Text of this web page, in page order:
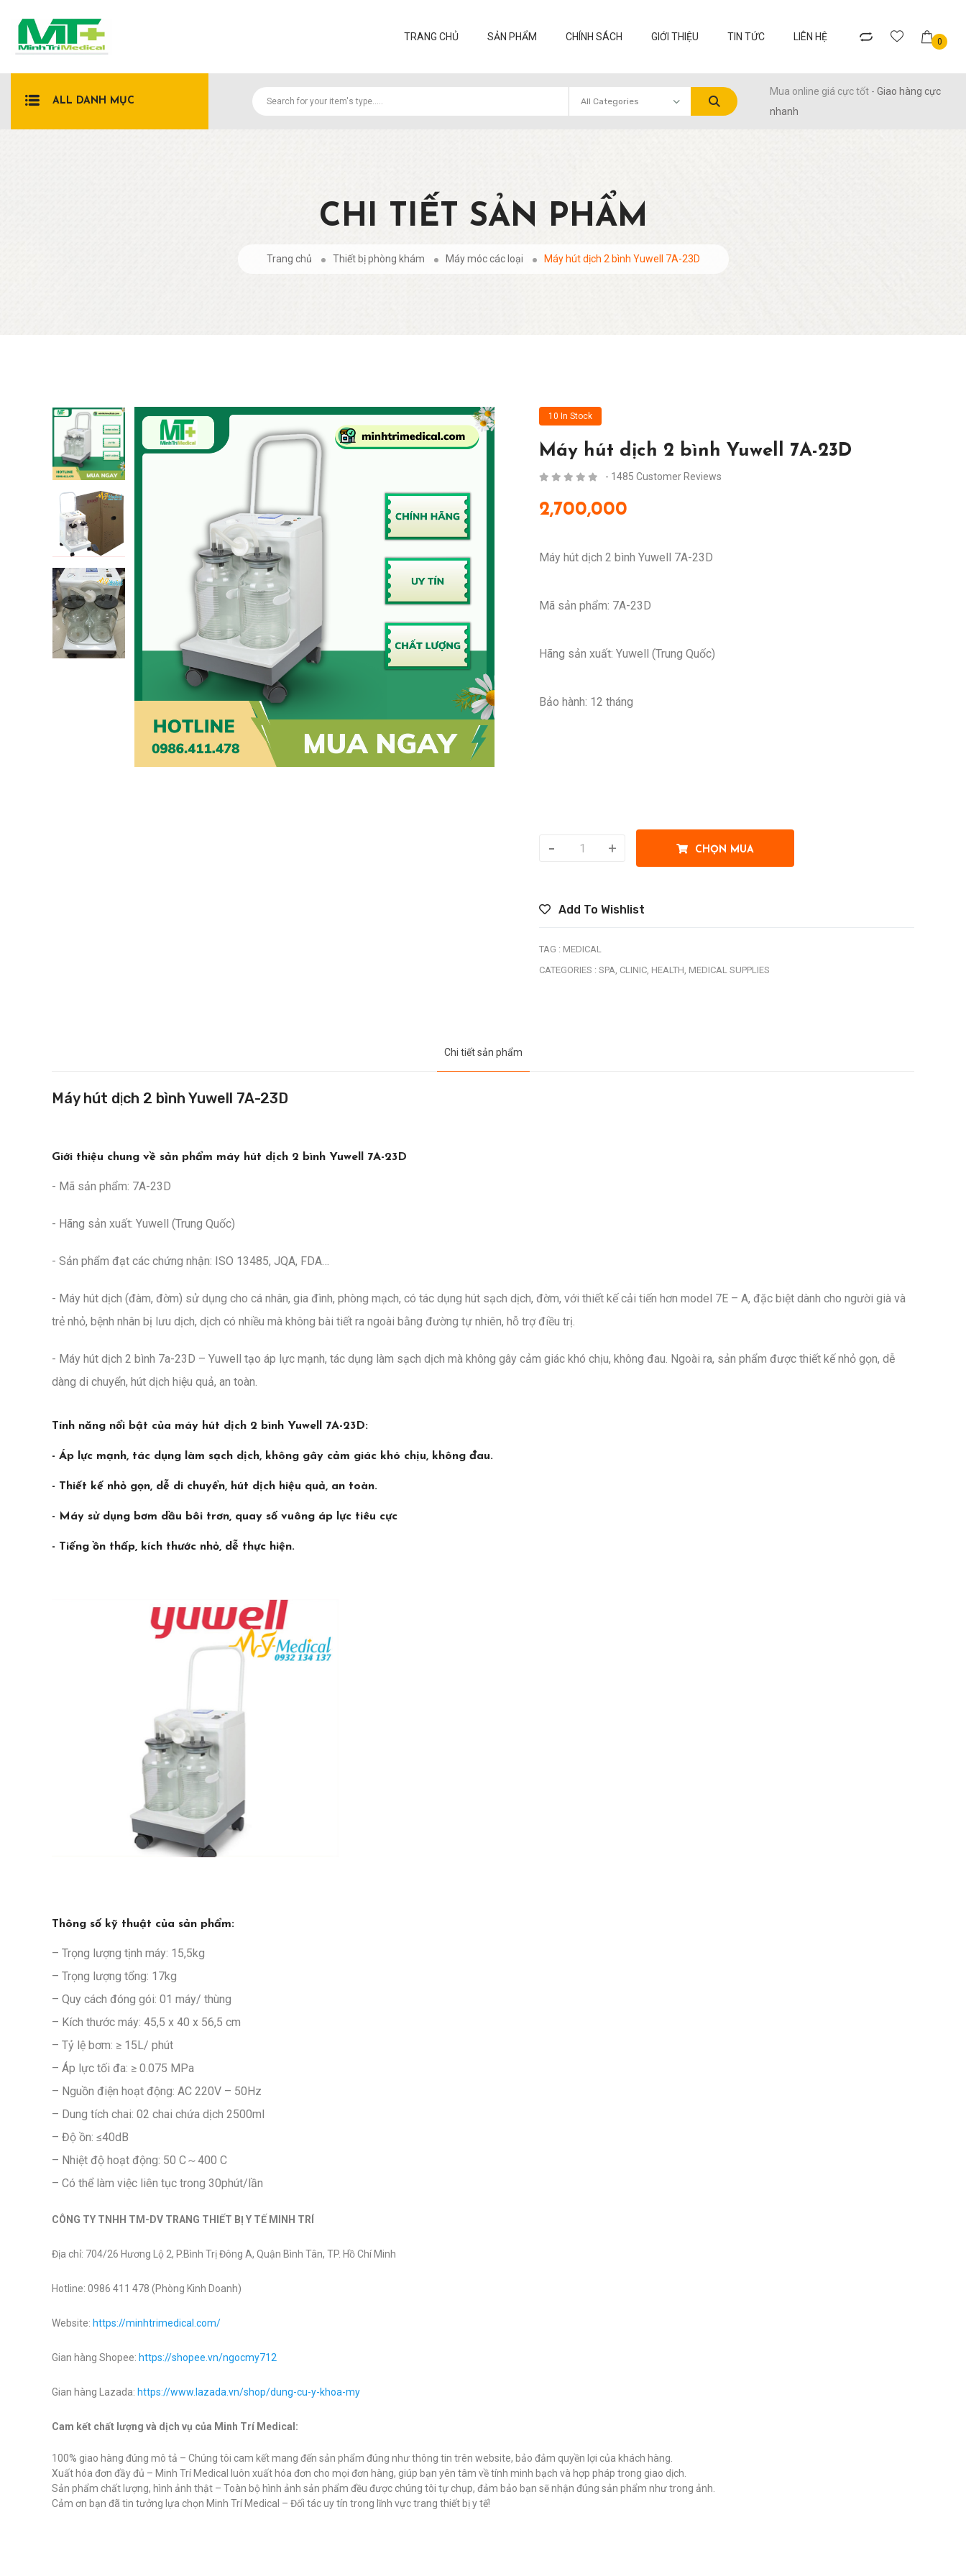
TRANG CHỦ SẢN PHẨM CHÍNH SÁCH GIỚI THIỆU TIN TỨC LIÊN HỆ 0
ALL DANH MỤC
Mua online giá cực tốt - Giao hàng cực
nhanh
CHI TIẾT SẢN PHẨM
Trang chủ Thiết bị phòng khám Máy móc các loại Máy hút dịch 2 bình Yuwell 7A-23D
10 In Stock
Máy hút dịch 2 bình Yuwell 7A-23D
- 1485 Customer Reviews
2,700,000
Máy hút dịch 2 bình Yuwell 7A-23D
Mã sản phẩm: 7A-23D
Hãng sản xuất: Yuwell (Trung Quốc)
Bảo hành: 12 tháng
- + CHỌN MUA
Add To Wishlist
TAG : MEDICAL
CATEGORIES : SPA, CLINIC, HEALTH, MEDICAL SUPPLIES
Chi tiết sản phẩm
Máy hút dịch 2 bình Yuwell 7A-23D
Giới thiệu chung về sản phẩm máy hút dịch 2 bình Yuwell 7A-23D
- Mã sản phẩm: 7A-23D
- Hãng sản xuất: Yuwell (Trung Quốc)
- Sản phẩm đạt các chứng nhận: ISO 13485, JQA, FDA…
- Máy hút dịch (đàm, đờm) sử dụng cho cá nhân, gia đình, phòng mạch, có tác dụng hút sạch dịch, đờm, với thiết kế cải tiến hơn model 7E – A, đặc biệt dành cho người già và
trẻ nhỏ, bệnh nhân bị lưu dịch, dịch có nhiều mà không bài tiết ra ngoài bằng đường tự nhiên, hỗ trợ điều trị.
- Máy hút dịch 2 bình 7a-23D – Yuwell tạo áp lực mạnh, tác dụng làm sạch dịch mà không gây cảm giác khó chịu, không đau. Ngoài ra, sản phẩm được thiết kế nhỏ gọn, dễ
dàng di chuyển, hút dịch hiệu quả, an toàn.
Tính năng nổi bật của máy hút dịch 2 bình Yuwell 7A-23D:
- Áp lực mạnh, tác dụng làm sạch dịch, không gây cảm giác khó chịu, không đau.
- Thiết kế nhỏ gọn, dễ di chuyển, hút dịch hiệu quả, an toàn.
- Máy sử dụng bơm dầu bôi trơn, quay số vuông áp lực tiêu cực
- Tiếng ồn thấp, kích thước nhỏ, dễ thực hiện.
Thông số kỹ thuật của sản phẩm:
– Trọng lượng tịnh máy: 15,5kg
– Trọng lượng tổng: 17kg
– Quy cách đóng gói: 01 máy/ thùng
– Kích thước máy: 45,5 x 40 x 56,5 cm
– Tỷ lệ bơm: ≥ 15L/ phút
– Áp lực tối đa: ≥ 0.075 MPa
– Nguồn điện hoạt động: AC 220V – 50Hz
– Dung tích chai: 02 chai chứa dịch 2500ml
– Độ ồn: ≤40dB
– Nhiệt độ hoạt động: 50 C～400 C
– Có thể làm việc liên tục trong 30phút/lần
CÔNG TY TNHH TM-DV TRANG THIẾT BỊ Y TẾ MINH TRÍ
Địa chỉ: 704/26 Hương Lộ 2, P.Bình Trị Đông A, Quận Bình Tân, TP. Hồ Chí Minh
Hotline: 0986 411 478 (Phòng Kinh Doanh)
Website: https://minhtrimedical.com/
Gian hàng Shopee: https://shopee.vn/ngocmy712
Gian hàng Lazada: https://www.lazada.vn/shop/dung-cu-y-khoa-my
Cam kết chất lượng và dịch vụ của Minh Trí Medical:
100% giao hàng đúng mô tả – Chúng tôi cam kết mang đến sản phẩm đúng như thông tin trên website, bảo đảm quyền lợi của khách hàng.
Xuất hóa đơn đầy đủ – Minh Trí Medical luôn xuất hóa đơn cho mọi đơn hàng, giúp bạn yên tâm về tính minh bạch và hợp pháp trong giao dịch.
Sản phẩm chất lượng, hình ảnh thật – Toàn bộ hình ảnh sản phẩm đều được chúng tôi tự chụp, đảm bảo bạn sẽ nhận đúng sản phẩm như trong ảnh.
Cảm ơn bạn đã tin tưởng lựa chọn Minh Trí Medical – Đối tác uy tín trong lĩnh vực trang thiết bị y tế!